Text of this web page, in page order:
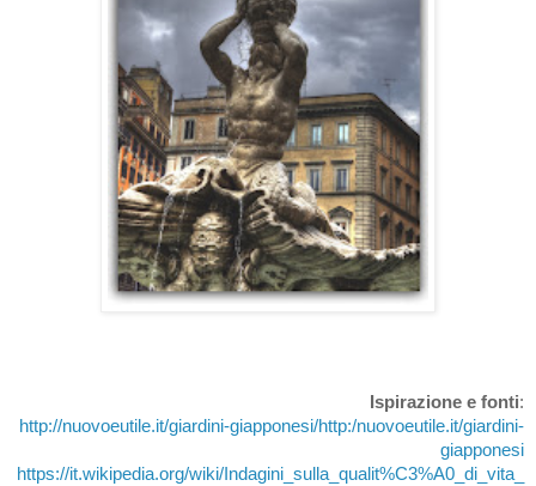
Ispirazione e fonti:
http://nuovoeutile.it/giardini-giapponesi/http:/nuovoeutile.it/giardini-
giapponesi
https://it.wikipedia.org/wiki/Indagini_sulla_qualit%C3%A0_di_vita_